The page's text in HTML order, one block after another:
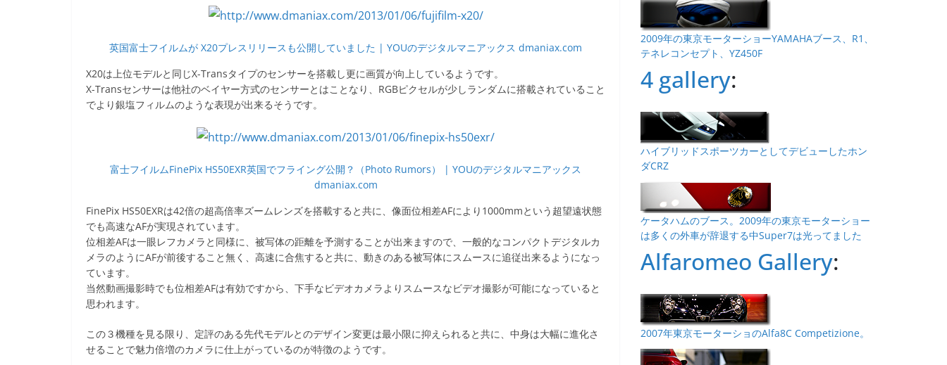
英国富士フイルムが X20プレスリリースも公開していました | YOUのデジタルマニアックス dmaniax.com
X20は上位モデルと同じX-Transタイプのセンサーを搭載し更に画質が向上しているようです。
X-Transセンサーは他社のベイヤー方式のセンサーとはことなり、RGBピクセルが少しランダムに搭載されていること
でより銀塩フィルムのような表現が出来るそうです。
富士フイルムFinePix HS50EXR英国でフライング公開？（Photo Rumors） | YOUのデジタルマニアックス
dmaniax.com
FinePix HS50EXRは42倍の超高倍率ズームレンズを搭載すると共に、像面位相差AFにより1000mmという超望遠状態
でも高速なAFが実現されています。
位相差AFは一眼レフカメラと同様に、被写体の距離を予測することが出来ますので、一般的なコンパクトデジタルカ
メラのようにAFが前後すること無く、高速に合焦すると共に、動きのある被写体にスムースに追従出来るようになっ
ています。
当然動画撮影時でも位相差AFは有効ですから、下手なビデオカメラよりスムースなビデオ撮影が可能になっていると
思われます。
この３機種を見る限り、定評のある先代モデルとのデザイン変更は最小限に抑えられると共に、中身は大幅に進化さ
せることで魅力倍増のカメラに仕上がっているのが特徴のようです。
2009年の東京モーターショーYAMAHAブース、R1、
テネレコンセプト、YZ450F
4 gallery:
ハイブリッドスポーツカーとしてデビューしたホン
ダCRZ
ケータハムのブース。2009年の東京モーターショー
は多くの外車が辞退する中Super7は光ってました
Alfaromeo Gallery:
2007年東京モーターショのAlfa8C Competizione。